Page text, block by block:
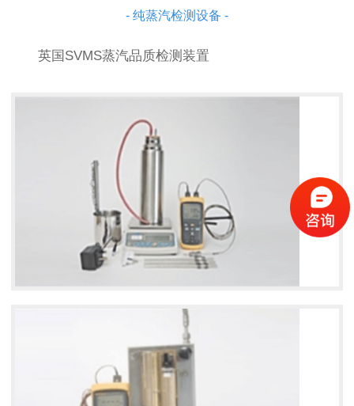
- 纯蒸汽检测设备 -
英国SVMS蒸汽品质检测装置